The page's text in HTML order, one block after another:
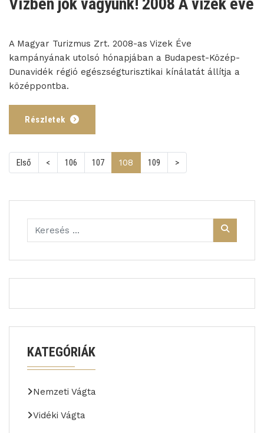
Vízben jók vagyunk! 2008 A vizek éve
A Magyar Turizmus Zrt. 2008-as Vizek Éve
kampányának utolsó hónapjában a Budapest-Közép-
Dunavidék régió egészségturisztikai kínálatát állítja a
középpontba.
Részletek
Első < 106 107 108 (current)
109 >
KATEGÓRIÁK
Nemzeti Vágta
Vidéki Vágta